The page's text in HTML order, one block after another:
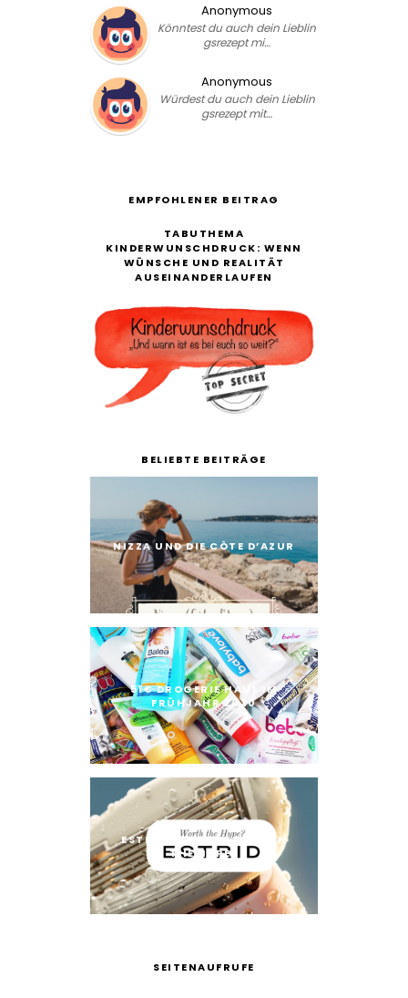
Anonymous
Könntest du auch dein Lieblin
gsrezept mi…
Anonymous
Würdest du auch dein Lieblin
gsrezept mit…
EMPFOHLENER BEITRAG
TABUTHEMA
KINDERWUNSCHDRUCK: WENN
WÜNSCHE UND REALITÄT
AUSEINANDERLAUFEN
BELIEBTE BEITRÄGE
NIZZA UND DIE CÔTE D’AZUR
51€ DROGERIE HAUL IM
FRÜHJAHR 2020
ESTRID RASIERER: WORTH
THE HYPE?
SEITENAUFRUFE